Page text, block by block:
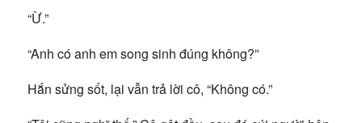
“Ừ.”
“Anh có anh em song sinh đúng không?”
Hắn sửng sốt, lại vẫn trả lời cô, “Không có.”